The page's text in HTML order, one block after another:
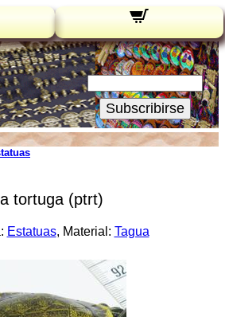
Novedades:
Su Email:
Subscribirse
tortuga (ptrt)
Estatuas, Material: Tagua